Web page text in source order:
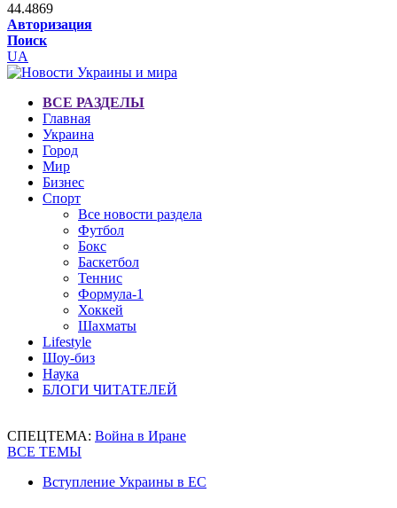
44.4869
Авторизация
Поиск
UA
ВСЕ РАЗДЕЛЫ
Главная
Украина
Город
Мир
Бизнес
Спорт
Все новости раздела
Футбол
Бокс
Баскетбол
Теннис
Формула-1
Хоккей
Шахматы
Lifestyle
Шоу-биз
Наука
БЛОГИ ЧИТАТЕЛЕЙ
СПЕЦТЕМА: Война в Иране
ВСЕ ТЕМЫ
Вступление Украины в ЕС